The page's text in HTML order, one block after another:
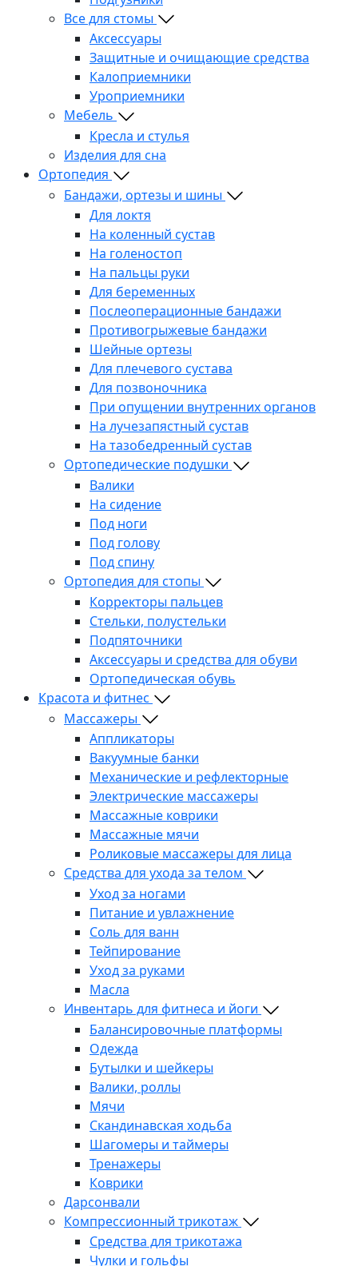
Все для стомы
Аксессуары
Защитные и очищающие средства
Калоприемники
Уроприемники
Мебель
Кресла и стулья
Изделия для сна
Ортопедия
Бандажи, ортезы и шины
Для локтя
На коленный сустав
На голеностоп
На пальцы руки
Для беременных
Послеоперационные бандажи
Противогрыжевые бандажи
Шейные ортезы
Для плечевого сустава
Для позвоночника
При опущении внутренних органов
На лучезапястный сустав
На тазобедренный сустав
Ортопедические подушки
Валики
На сидение
Под ноги
Под голову
Под спину
Ортопедия для стопы
Корректоры пальцев
Стельки, полустельки
Подпяточники
Аксессуары и средства для обуви
Ортопедическая обувь
Красота и фитнес
Массажеры
Аппликаторы
Вакуумные банки
Механические и рефлекторные
Электрические массажеры
Массажные коврики
Массажные мячи
Роликовые массажеры для лица
Средства для ухода за телом
Уход за ногами
Питание и увлажнение
Соль для ванн
Тейпирование
Уход за руками
Масла
Инвентарь для фитнеса и йоги
Балансировочные платформы
Одежда
Бутылки и шейкеры
Валики, роллы
Мячи
Скандинавская ходьба
Шагомеры и таймеры
Тренажеры
Коврики
Дарсонвали
Компрессионный трикотаж
Средства для трикотажа
Чулки и гольфы